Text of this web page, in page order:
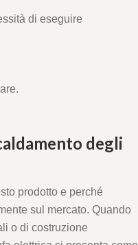
di eseguire
degli
prodotto e perché
sul mercato. Quando
o di costruzione